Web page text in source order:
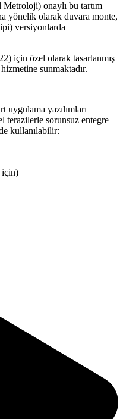
onaylı bu tartım
yönelik olarak duvara monte,
versiyonlarda
için özel olarak tasarlanmış
sunmaktadır.
uygulama yazılımları
terazilerle sorunsuz entegre
kullanılabilir:
için)